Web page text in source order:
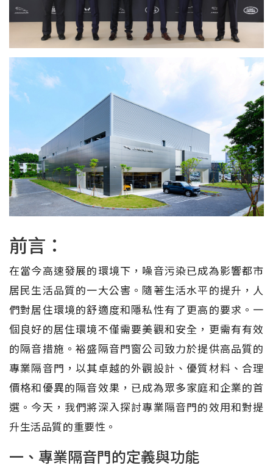
前言：
在當今高速發展的環境下，噪音污染已成為影響都市
居民生活品質的一大公害。隨著生活水平的提升，人
們對居住環境的舒適度和隱私性有了更高的要求。一
個良好的居住環境不僅需要美觀和安全，更需有有效
的隔音措施。裕盛隔音門窗公司致力於提供高品質的
專業隔音門，以其卓越的外觀設計、優質材料、合理
價格和優異的隔音效果，已成為眾多家庭和企業的首
選。今天，我們將深入探討專業隔音門的效用和對提
升生活品質的重要性。
一、專業隔音門的定義與功能